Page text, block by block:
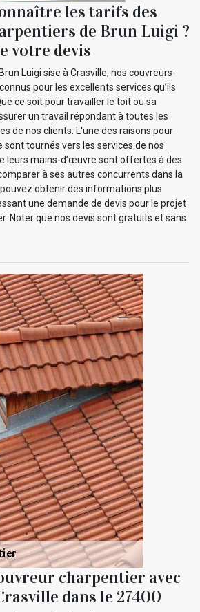
les tarifs des
de Brun Luigi ?
votre devis
Luigi sise à Crasville, nos couvreurs-
pour les excellents services qu’ils
ce soit pour travailler le toit ou sa
un travail répondant à toutes les
de nos clients. L'une des raisons pour
sont tournés vers les services de nos
leurs mains-d’œuvre sont offertes à des
à ses autres concurrents dans la
obtenir des informations plus
une demande de devis pour le projet
Noter que nos devis sont gratuits et sans
charpentier avec
dans le 27400